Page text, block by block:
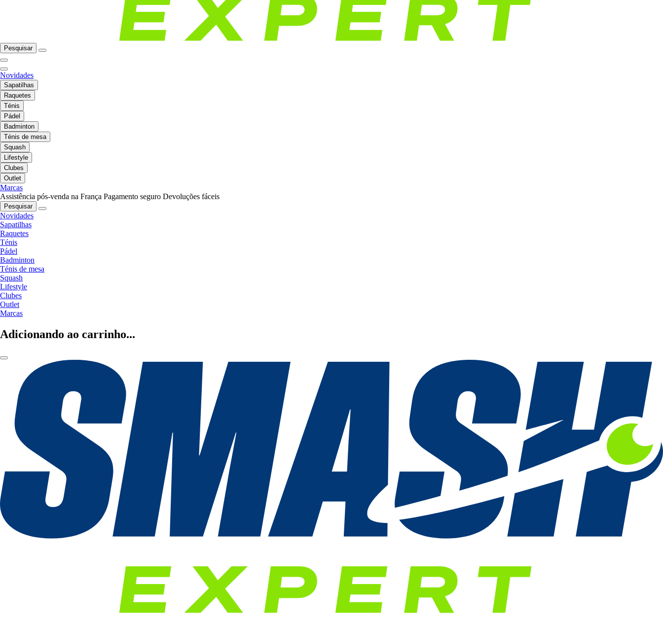
Pesquisar
Novidades
Sapatilhas
Raquetes
Ténis
Pádel
Badminton
Ténis de mesa
Squash
Lifestyle
Clubes
Outlet
Marcas
Assistência pós-venda na França Pagamento seguro Devoluções fáceis
Pesquisar
Novidades
Sapatilhas
Raquetes
Ténis
Pádel
Badminton
Ténis de mesa
Squash
Lifestyle
Clubes
Outlet
Marcas
Adicionando ao carrinho...